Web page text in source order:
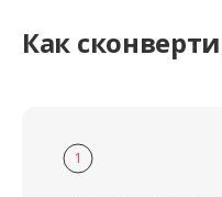
Как
1